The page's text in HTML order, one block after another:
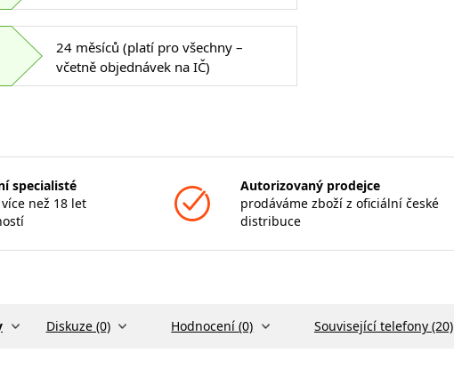
24 měsíců (platí pro všechny –
včetně objednávek na IČ)
specialisté
než 18 let
Autorizovaný prodejce
prodáváme zboží z oficiální české
distribuce
Diskuze (0) Hodnocení (0) Související telefony (20)